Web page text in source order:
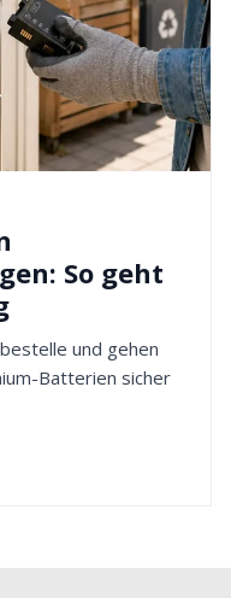
So geht
und gehen
Batterien sicher